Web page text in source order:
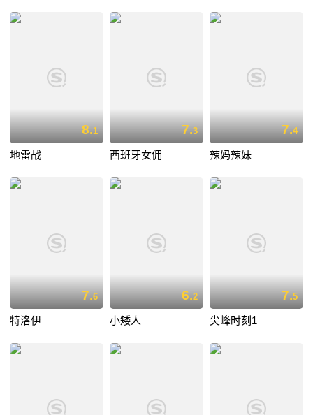
8.1
地雷战
7.3
西班牙女佣
7.4
辣妈辣妹
7.6
特洛伊
6.2
小矮人
7.5
尖峰时刻1